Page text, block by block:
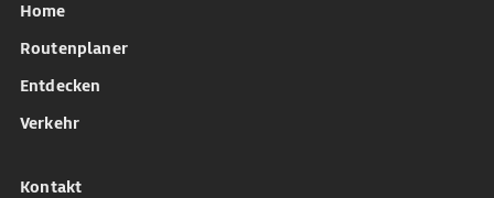
Home
Routenplaner
Entdecken
Verkehr
Kontakt